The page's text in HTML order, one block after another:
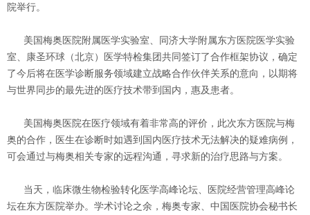
院举行。
美国梅奥医院附属医学实验室、同济大学附属东方医院医学实验
室、康圣环球（北京）医学特检集团共同签订了合作框架协议，确定
了今后将在医学诊断服务领域建立战略合作伙伴关系的意向，以期将
与世界同步的最先进的医疗技术带到国内，惠及患者。
美国梅奥医院在医疗领域有着非常高的评价，此次东方医院与梅
奥的合作，医生在诊断时如遇到国内医疗技术无法解决的疑难病例，
可会通过与梅奥相关专家的远程沟通，寻求新的治疗思路与方案。
当天，临床微生物检验转化医学高峰论坛、医院经营管理高峰论
坛在东方医院举办。学术讨论之余，梅奥专家、中国医院协会秘书长